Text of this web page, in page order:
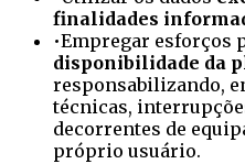
finalidades
•Empregar esforços
disponibilidade da
responsabilizando,
técnicas,
decorrentes de
próprio usuário.